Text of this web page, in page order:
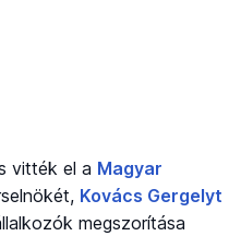
vitték el a Magyar
Kovács Gergelyt
megszorítása